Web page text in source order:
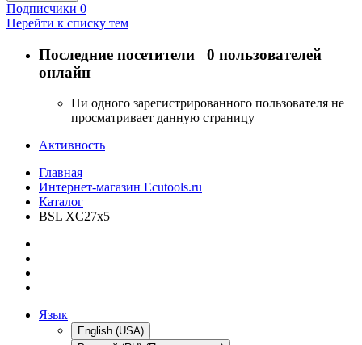
Подписчики 0
Перейти к списку тем
Последние посетители 0 пользователей
онлайн
Ни одного зарегистрированного пользователя не
просматривает данную страницу
Активность
Главная
Интернет-магазин Ecutools.ru
Каталог
BSL XC27x5
Язык
English (USA)